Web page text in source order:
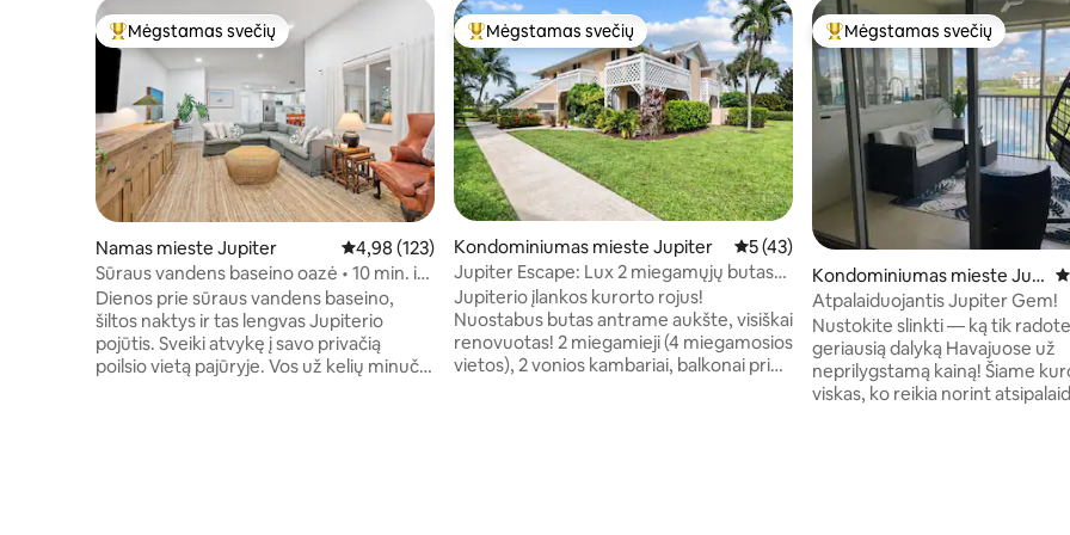
Svečių mėgstamiausias
Mėgstamas svečių
Namas mieste Jupiter Vidutinis įvertinimas: 4,98 iš 5, atsiliepimų: 123
4,98 (123)
Sūraus vandens baseino oazė • 10 min. iki
Jupiterio paplūdimio
Dienos prie sūraus vandens baseino,
šiltos naktys ir tas lengvas Jupiterio
pojūtis. Sveiki atvykę į savo privačią
poilsio vietą pajūryje. Vos už kelių minučių
Svečių mėgstamiausias
Mėgstamas svečių
Kondominiumas mieste Jupiter Vidutinis įvertinimas: 5 iš 5, atsiliepimų: 43
5 (43)
Jupiter Escape: Lux 2 miegamųjų butas
su pajūrio atmosfera
Jupiterio įlankos kurorto rojus!
Nuostabus butas antrame aukšte, visiškai
renovuotas! 2 miegamieji (4 miegamosios
vietos), 2 vonios kambariai, balkonai prie
Svečių mėgstamiausias
Mėgstamas svečių
Kondominiumas mieste Jupi
ter
Atpalaiduojantis Jupiter Gem!
Nustokite slinkti — ką tik
geriausią dalyką Havajuose už
neprilygstamą kainą! Šiame kurorte yra
viskas, ko reikia norint